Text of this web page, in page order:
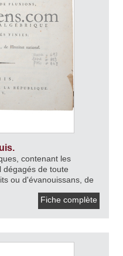
contenant les
dégagés de toute
ou d'évanouissans, de
Fiche complète